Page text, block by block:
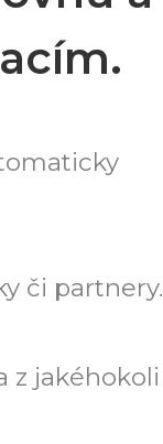
či partnery.
z jakéhokoli